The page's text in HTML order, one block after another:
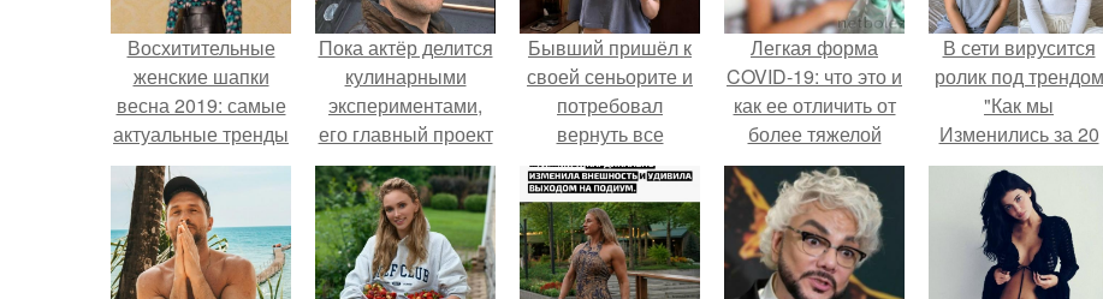
Восхитительные
женские шапки
весна 2019: самые
актуальные тренды
Пока актёр делится
кулинарными
экспериментами,
его главный проект
сделал серьёзный
шаг вперёд.
Бывший пришёл к
своей сеньорите и
потребовал
вернуть все
подарки.
Легкая форма
COVID-19: что это и
как ее отличить от
более тяжелой
В сети вирусится
ролик под трендом
"Как мы
Изменились за 20
лет".